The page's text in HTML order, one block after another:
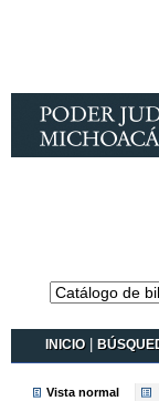
Catálogo en
línea Koha
INICIO|
Vista normal